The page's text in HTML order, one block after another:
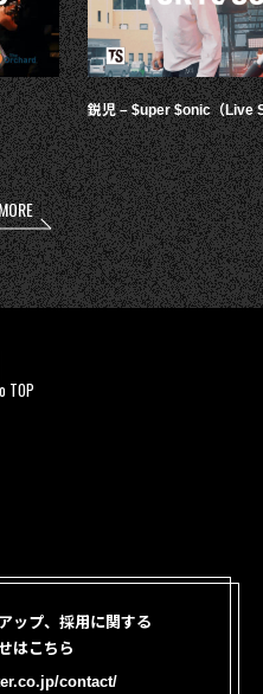
鋭児 – $uper $onic（Live
TOP
ップ、採用に関する
はこちら
contact/